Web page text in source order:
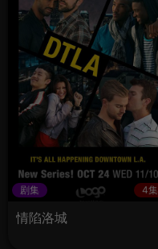
剧集 4集
情陷洛城